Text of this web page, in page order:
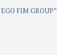
FIM GROUP”